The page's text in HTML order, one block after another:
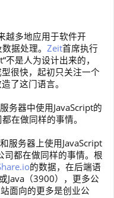
越多地应用于软件开
据处理。 Zeit首席执行
是人为设计出来的，
很快，起初只关注一个
了这门语言。
务器中使用JavaScript的
在做同样的事情。
服务器上使用JavaScript
司都在做同样的事情。根
的数据，在后端语
Java（3900），更多公
面向的更多是创业公